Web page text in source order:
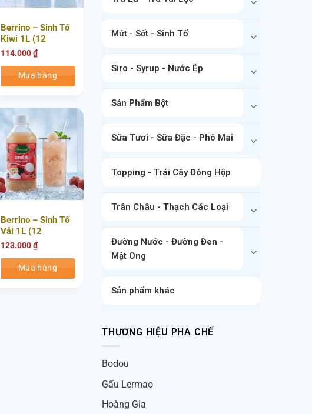
Berrino – Sinh Tố
Kiwi 1L (12
Chai/thùng)
114.000₫
Mua hàng
Berrino – Sinh Tố
Vải 1L (12
Chai/Thùng)
123.000₫
Mua hàng
Mứt - Sốt - Sinh Tố
Siro - Syrup - Nước Ép
Sản Phẩm Bột
Sữa Tươi - Sữa Đặc - Phô Mai
Topping - Trái Cây Đóng Hộp
Trân Châu - Thạch Các Loại
Đường Nước - Đường Đen -
Mật Ong
Sản phẩm khác
THƯƠNG HIỆU PHA CHẾ
Bodou
Gấu Lermao
Hoàng Gia